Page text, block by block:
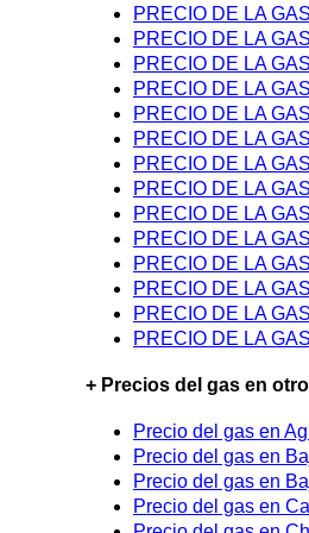
PRECIO DE LA
PRECIO DE LA
PRECIO DE LA
PRECIO DE LA
PRECIO DE LA
PRECIO DE LA
PRECIO DE LA
PRECIO DE LA
PRECIO DE LA
PRECIO DE LA
PRECIO DE LA
PRECIO DE LA
PRECIO DE LA
PRECIO DE LA
+ Precios del gas en
Precio del gas en
Precio del gas en
Precio del gas en
Precio del gas en